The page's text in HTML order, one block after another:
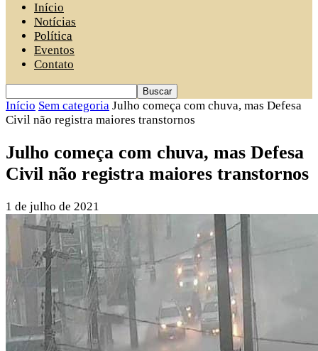
Início
Notícias
Política
Eventos
Contato
Início Sem categoria Julho começa com chuva, mas Defesa
Civil não registra maiores transtornos
Julho começa com chuva, mas Defesa
Civil não registra maiores transtornos
1 de julho de 2021